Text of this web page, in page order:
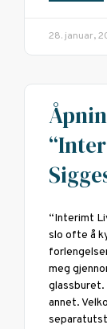
28. januar,
“Interimt
slo ofte å
meg
glassburet.
annet.